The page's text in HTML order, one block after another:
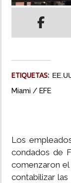
ETIQUETAS:
Miami / EFE
Los
condados de
comenzaron
contabilizar